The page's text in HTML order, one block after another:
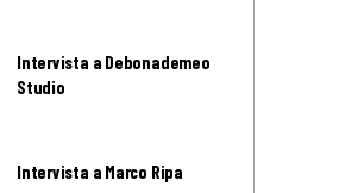
Intervista a Debonademeo
Studio
Intervista a Marco Ripa